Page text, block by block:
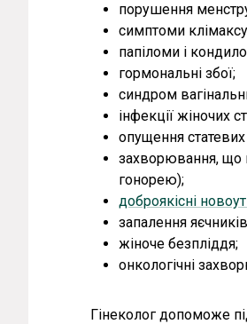
порушення
симптоми
папіломи і
гормональні збої;
синдром
інфекції жіночих
опущення статевих
захворювання, що
гонорею);
доброякісні
запалення
жіноче безпліддя;
онкологічні
Гінеколог допоможе